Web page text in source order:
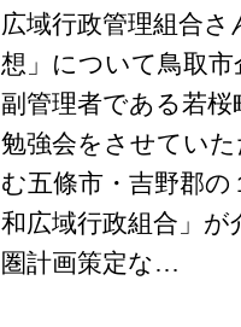
広域行政管理組合
想」について鳥取
副管理者である若
勉強会をさせてい
む五條市・吉野郡
和広域行政組合」が
圏計画策定な…